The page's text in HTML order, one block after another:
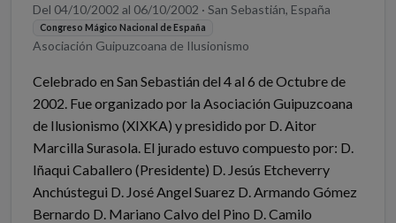
Del 04/10/2002 al 06/10/2002 · San Sebastián, España
Congreso Mágico Nacional de España
Asociación Guipuzcoana de Ilusionismo
Celebrado en San Sebastián del 4 al 6 de Octubre de
2002. Fue organizado por la Asociación Guipuzcoana
de Ilusionismo (XIXKA) y presidido por D. Aitor
Marcilla Surasola. El jurado estuvo compuesto por: D.
Iñaqui Caballero (Presidente) D. Jesús Etcheverry
Anchústegui D. José Angel Suarez D. Armando Gómez
Bernardo D. Mariano Calvo del Pino D. Camilo